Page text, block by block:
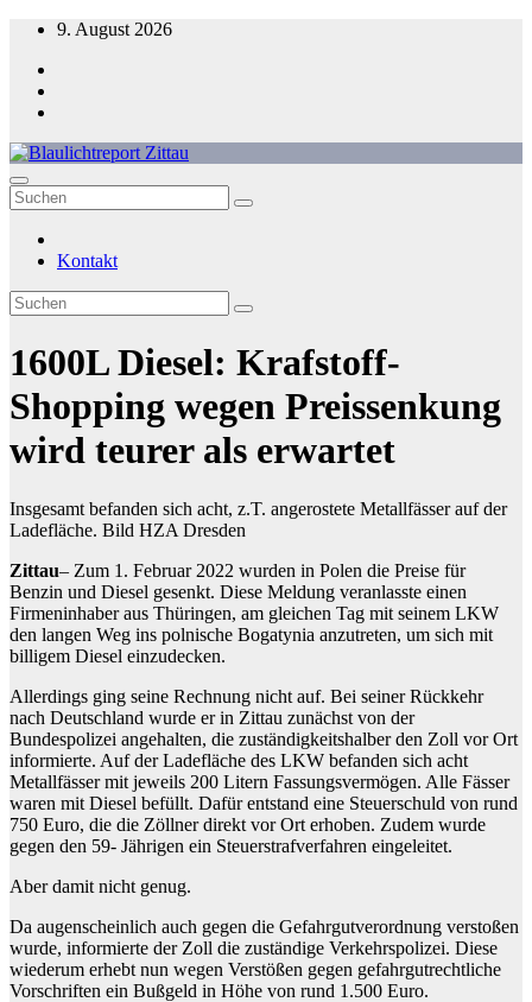
Zum
springen
9. August 2026
Blaulichtreport Zittau
Kontakt
1600L Diesel: Krafstoff-
Shopping wegen Preissenkung
wird teurer als erwartet
Insgesamt befanden sich acht, z.T. angerostete Metallfässer auf der
Ladefläche. Bild HZA Dresden
Zittau– Zum 1. Februar 2022 wurden in Polen die Preise für
Benzin und Diesel gesenkt. Diese Meldung veranlasste einen
Firmeninhaber aus Thüringen, am gleichen Tag mit seinem LKW
den langen Weg ins polnische Bogatynia anzutreten, um sich mit
billigem Diesel einzudecken.
Allerdings ging seine Rechnung nicht auf. Bei seiner Rückkehr
nach Deutschland wurde er in Zittau zunächst von der
Bundespolizei angehalten, die zuständigkeitshalber den Zoll vor Ort
informierte. Auf der Ladefläche des LKW befanden sich acht
Metallfässer mit jeweils 200 Litern Fassungsvermögen. Alle Fässer
waren mit Diesel befüllt. Dafür entstand eine Steuerschuld von rund
750 Euro, die die Zöllner direkt vor Ort erhoben. Zudem wurde
gegen den 59- Jährigen ein Steuerstrafverfahren eingeleitet.
Aber damit nicht genug.
Da augenscheinlich auch gegen die Gefahrgutverordnung verstoßen
wurde, informierte der Zoll die zuständige Verkehrspolizei. Diese
wiederum erhebt nun wegen Verstößen gegen gefahrgutrechtliche
Vorschriften ein Bußgeld in Höhe von rund 1.500 Euro.